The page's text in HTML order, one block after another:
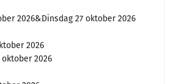
2026
Dinsdag 27 oktober 2026
2026
2026